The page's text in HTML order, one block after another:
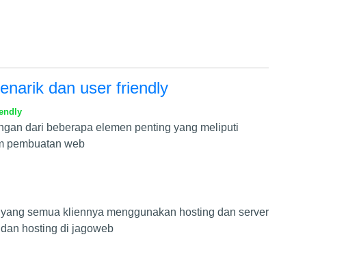
dan user friendly
dari beberapa elemen penting yang meliputi
pembuatan web
yang semua kliennya menggunakan hosting dan server
hosting di jagoweb